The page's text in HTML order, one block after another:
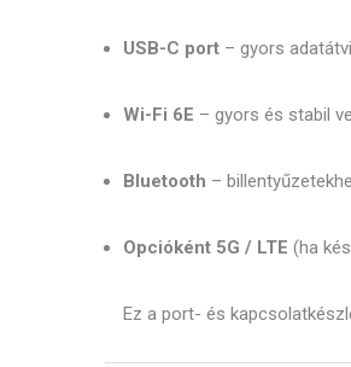
USB-C port – gyors
Wi-Fi 6E – gyors és stabil
Bluetooth –
Opcióként 5G / LTE (ha
Ez a port- és